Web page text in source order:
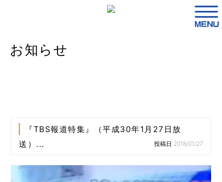
お知らせ
『TBS報道特集』（平成30年1月27日放
送）...
投稿日:2018/01/27